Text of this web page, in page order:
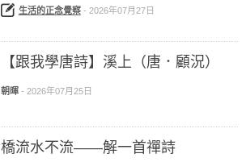
生活的正念覺察 - 2026年07月27日
【跟我學唐詩】溪上（唐．顧況）
朝暉 - 2026年07月25日
橋流水不流——解一首禪詩